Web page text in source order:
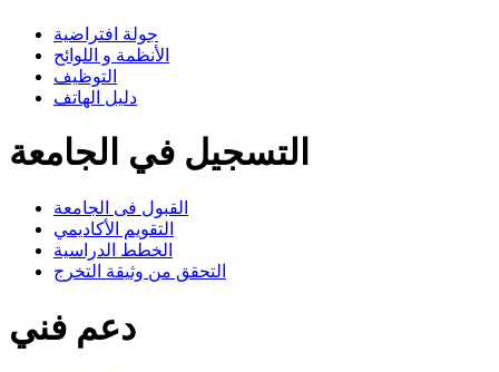
جولة افتراضية
الأنظمة و اللوائح
التوظيف
دليل الهاتف
التسجيل في الجامعة
القبول فى الجامعة
التقويم الأكاديمي
الخطط الدراسية
التحقق من وثيقة التخرج
دعم فني